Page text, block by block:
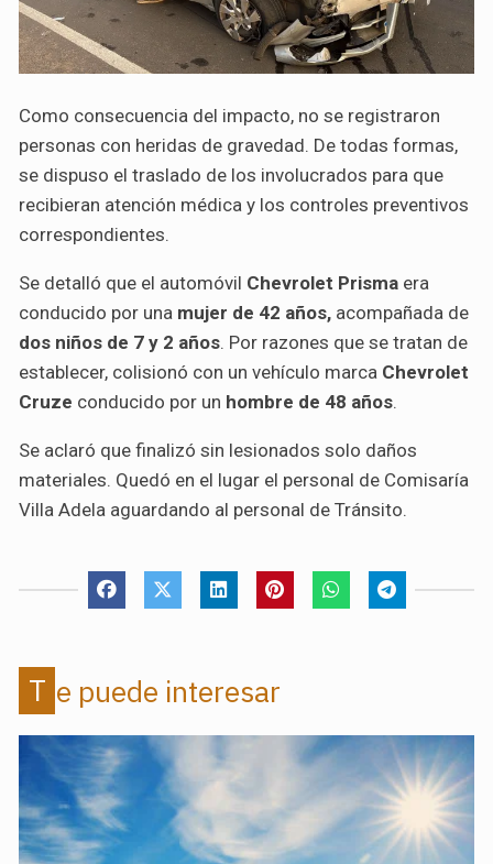
Como consecuencia del impacto, no se registraron
personas con heridas de gravedad. De todas formas,
se dispuso el traslado de los involucrados para que
recibieran atención médica y los controles preventivos
correspondientes.
Se detalló que el automóvil Chevrolet Prisma era
conducido por una mujer de 42 años, acompañada de
dos niños de 7 y 2 años. Por razones que se tratan de
establecer, colisionó con un vehículo marca Chevrolet
Cruze conducido por un hombre de 48 años.
Se aclaró que finalizó sin lesionados solo daños
materiales. Quedó en el lugar el personal de Comisaría
Villa Adela aguardando al personal de Tránsito.
Te puede interesar